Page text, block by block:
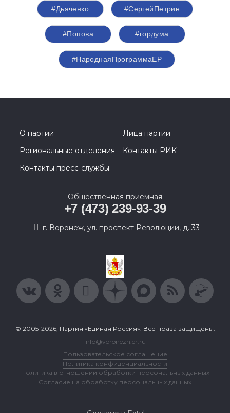
#Дьяченко #СергейПетрин
#Попова #гордума
#НароднаяПрограммаЕР
О партии
Лица партии
Региональные отделения
Контакты РИК
Контакты пресс-службы
Общественная приемная
+7 (473) 239-93-39
г. Воронеж, ул. проспект Революции, д. 33
© 2005-2026, Партия «Единая Россия». Все права защищены.
info@voronezh.er.ru
Пользовательское соглашение
Политика конфиденциальности
Политика в отношении обработки персональных данных
Согласие на обработку персональных данных